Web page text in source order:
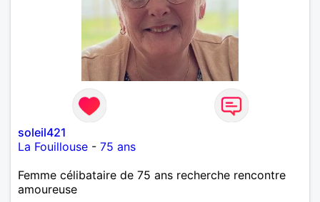
soleil421
La Fouillouse - 75 ans
Femme célibataire de 75 ans recherche rencontre
amoureuse